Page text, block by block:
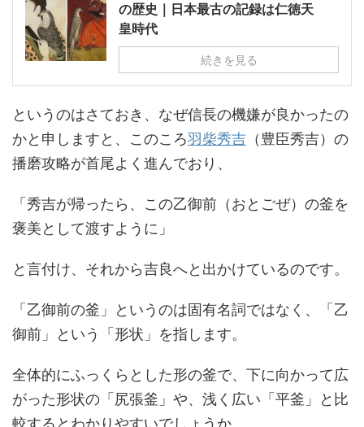
の歴史｜日本最古の記録は仁徳天
皇時代
続きを見る
というのはさておき、なぜ信長の機嫌が良かったの
かと申しますと、このころ羽柴秀吉 （豊臣秀吉）の
播磨攻略が首尾よく進んでおり、
「秀吉が帰ったら、この乙御前（おとごぜ）の釜を
褒美として渡すように」
と言付け、それから吉良へと出かけているのです。
「乙御前の釜」というのは固有名詞ではなく、「乙
御前」という「形状」を指します。
全体的にふっくらとした形の釜で、下に向かって広
がった形状の「尻張釜」や、浅く広い「平釜」と比
較するとわかりやすいでしょうか。